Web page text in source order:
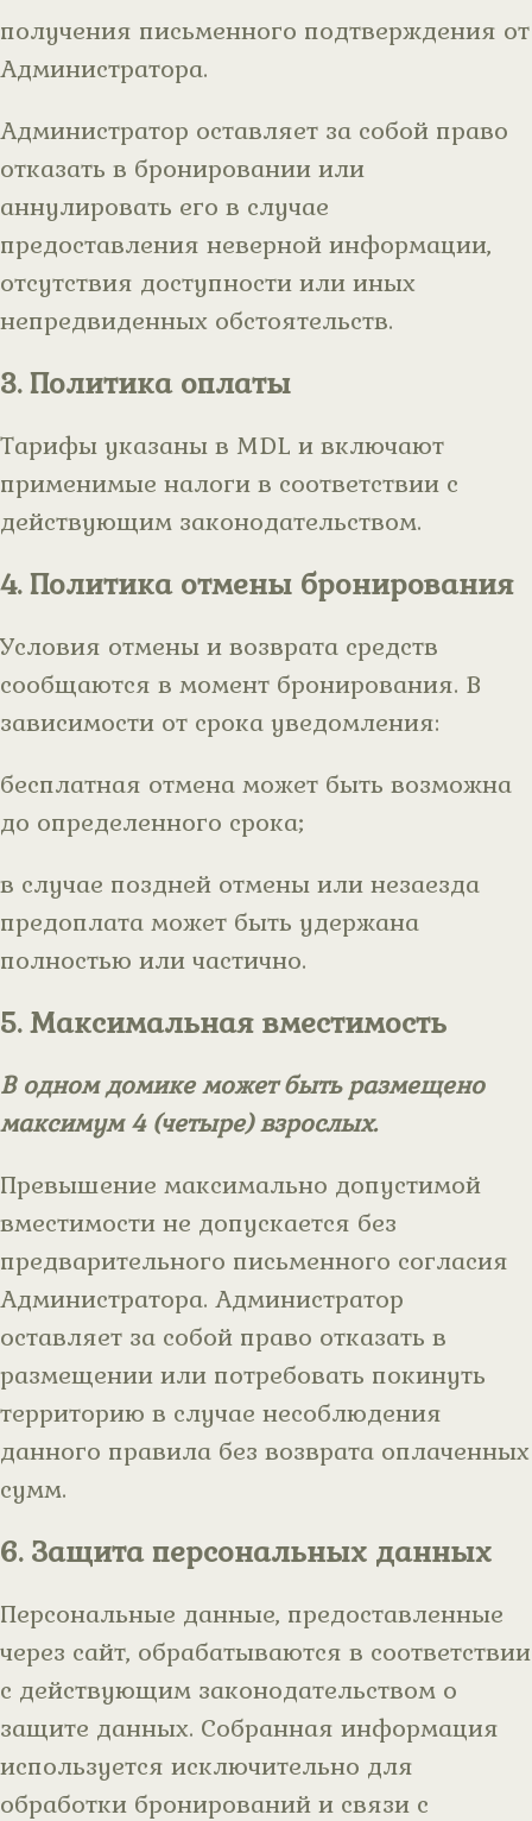
получения письменного подтверждения от
Администратора.
Администратор оставляет за собой право
отказать в бронировании или
аннулировать его в случае
предоставления неверной информации,
отсутствия доступности или иных
непредвиденных обстоятельств.
3. Политика оплаты
Тарифы указаны в MDL и включают
применимые налоги в соответствии с
действующим законодательством.
4. Политика отмены бронирования
Условия отмены и возврата средств
сообщаются в момент бронирования. В
зависимости от срока уведомления:
бесплатная отмена может быть возможна
до определенного срока;
в случае поздней отмены или незаезда
предоплата может быть удержана
полностью или частично.
5. Максимальная вместимость
В одном домике может быть размещено
максимум 4 (четыре) взрослых.
Превышение максимально допустимой
вместимости не допускается без
предварительного письменного согласия
Администратора. Администратор
оставляет за собой право отказать в
размещении или потребовать покинуть
территорию в случае несоблюдения
данного правила без возврата оплаченных
сумм.
6. Защита персональных данных
Персональные данные, предоставленные
через сайт, обрабатываются в соответствии
с действующим законодательством о
защите данных. Собранная информация
используется исключительно для
обработки бронирований и связи с